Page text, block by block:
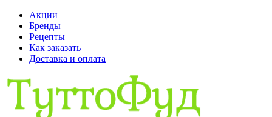
Акции
Бренды
Рецепты
Как заказать
Доставка и оплата